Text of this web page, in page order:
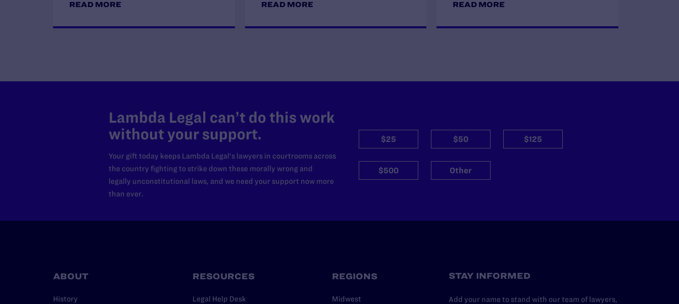
READ MORE READ MORE READ MORE
Lambda Legal can’t do this work
without your support.
Your gift today keeps Lambda Legal's lawyers in courtrooms across
the country fighting to strike down these morally wrong and
legally unconstitutional laws, and we need your support now more
than ever.
$25 $50 $125
$500 Other
ABOUT
History
RESOURCES
Legal Help Desk
REGIONS
Midwest
STAY INFORMED
Add your name to stand with our team of lawyers,